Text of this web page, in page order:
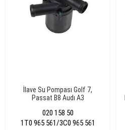
İlave Su Pompası Golf 7,
Passat B8 Audı A3
020 158 50
1T0 965 561/3C0 965 561